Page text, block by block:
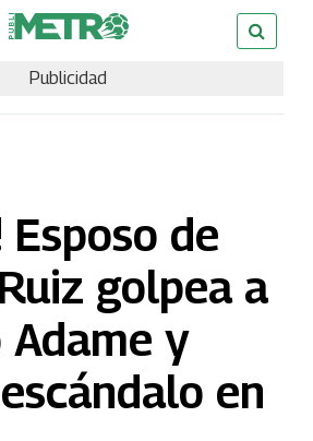
Publicidad
Esposo de
golpea a
y
en